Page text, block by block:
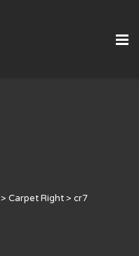
> Carpet Right> cr7